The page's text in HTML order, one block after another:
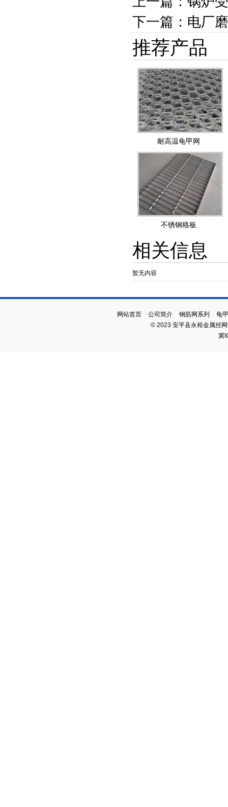
下一篇：电厂
推荐产品
耐高温龟甲网
不锈钢格板
相关信息
暂无内容
网站首页 公司简介 钢筋网系列
龟
© 2023 安平县永裕金属丝
冀